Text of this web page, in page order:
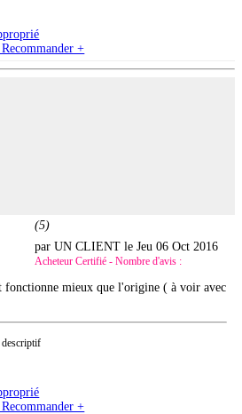
+
(5)
par UN CLIENT leJeu 06 Oct 2016
Acheteur Certifié - Nombre d'avis :
fonctionne mieux que l'origine ( à voir avec
descriptif
+